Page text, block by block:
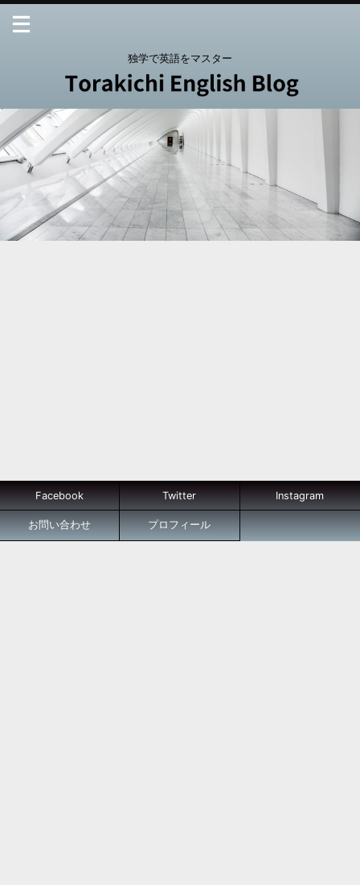
独学で英語をマスター
Facebook Twitter Instagram
お問い合わせ プロフィール